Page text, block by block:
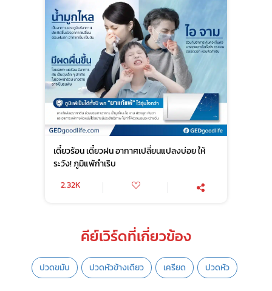
เดี๋ยวร้อน เดี๋ยวฝน อากาศเปลี่ยนแปลงบ่อย ให้
ระวัง! ภูมิแพ้กำเริบ
2.32K
คีย์เวิร์ดที่เกี่ยวข้อง
ปวดขมับ ปวดหัวข้างเดียว เครียด ปวดหัว